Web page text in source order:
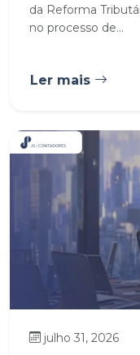
da Reforma
no processo de...
Ler mais
julho 31, 2026